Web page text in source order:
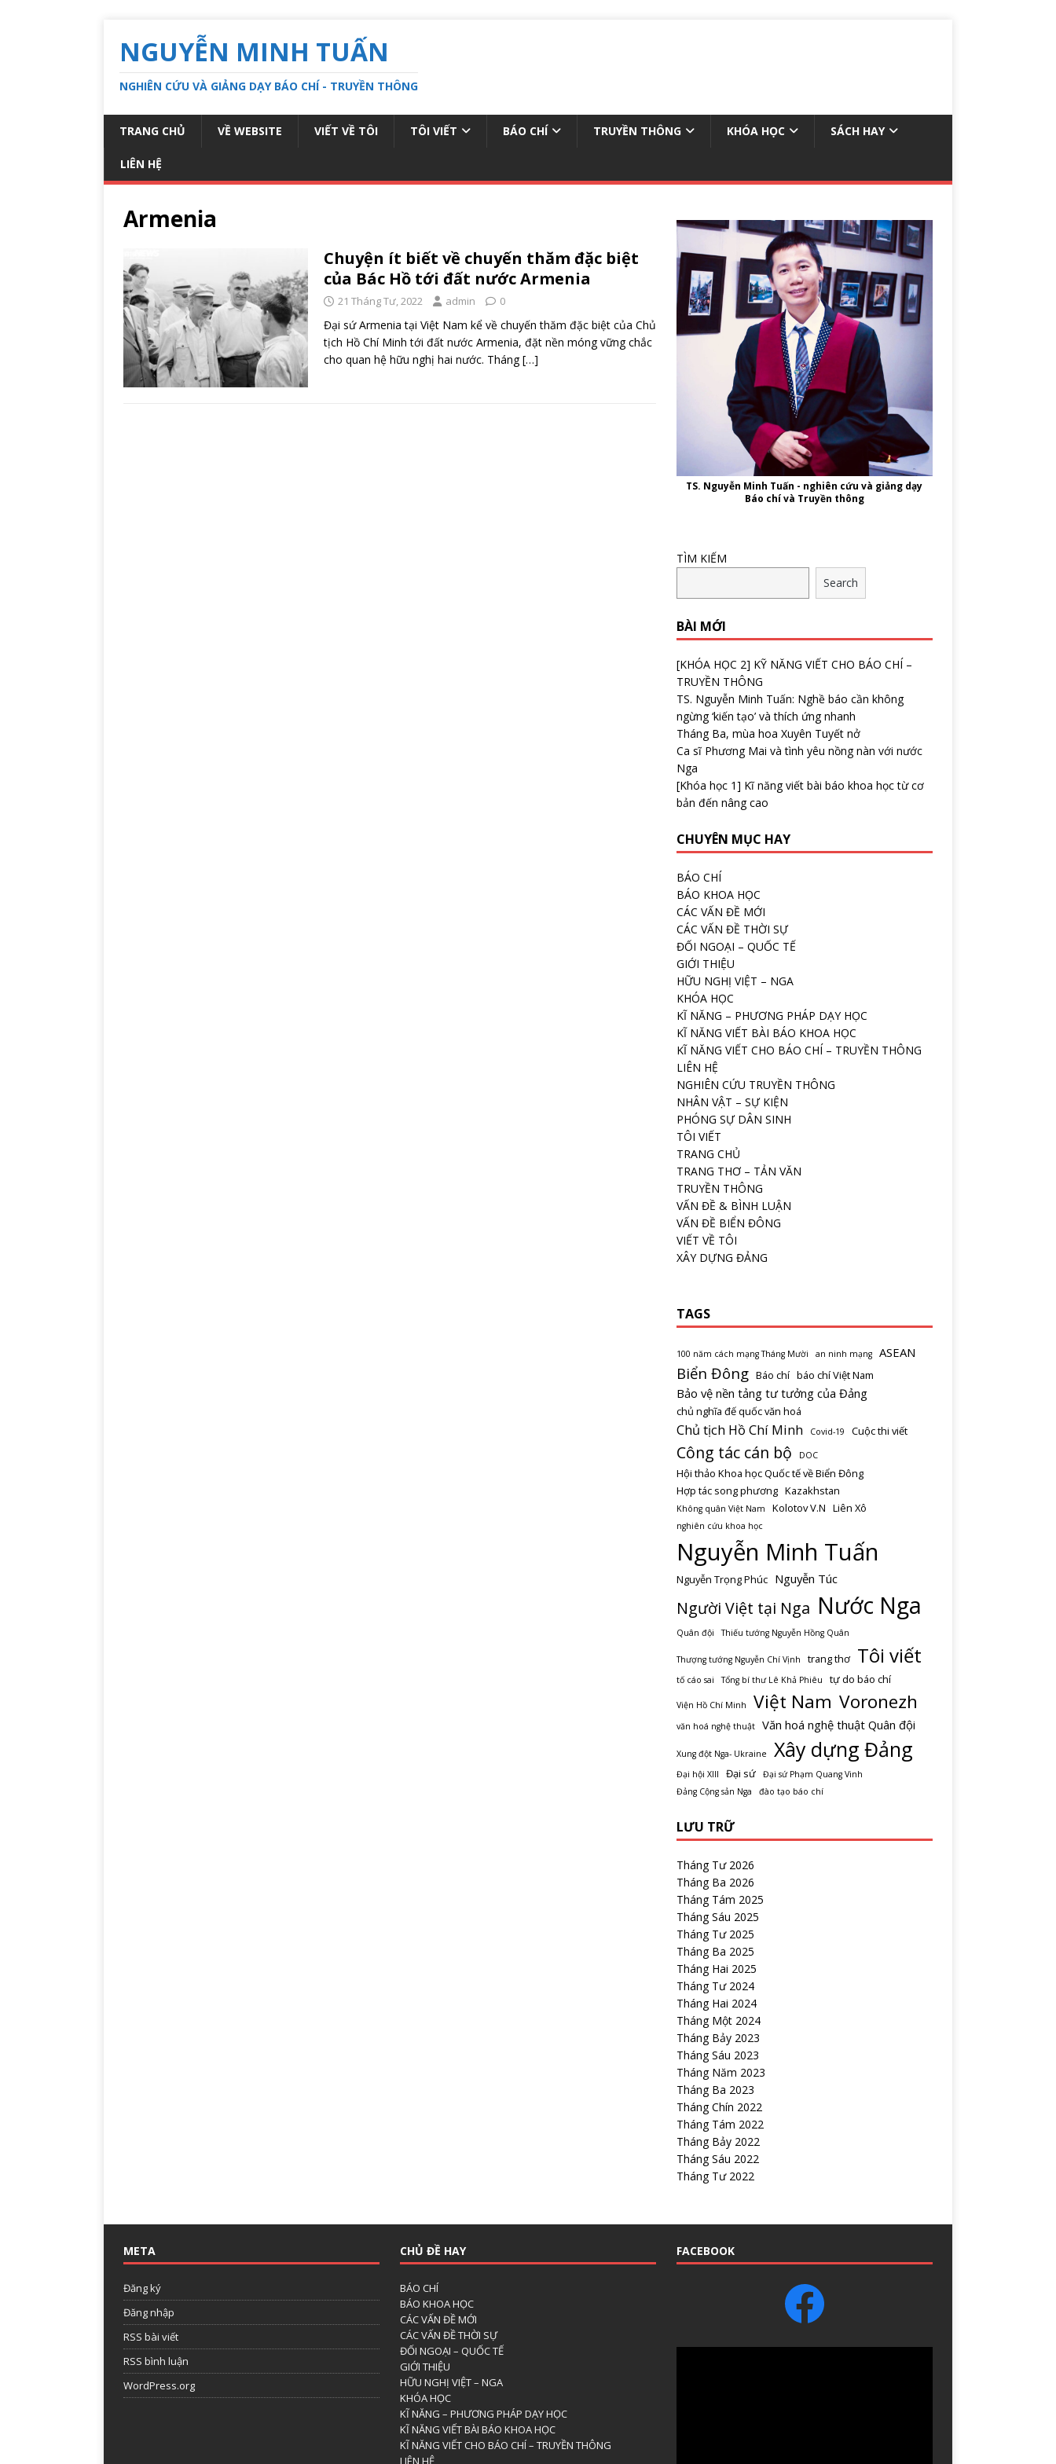
NGUYỄN MINH TUẤN
NGHIÊN CỨU VÀ GIẢNG DẠY BÁO CHÍ - TRUYỀN THÔNG
TRANG CHỦ VỀ WEBSITE VIẾT VỀ TÔI TÔI VIẾT BÁO CHÍ TRUYỀN THÔNG KHÓA HỌC SÁCH HAY
LIÊN HỆ
Armenia
Chuyện ít biết về chuyến thăm đặc biệt
của Bác Hồ tới đất nước Armenia
21 Tháng Tư, 2022 admin 0
Đại sứ Armenia tại Việt Nam kể về chuyến thăm đặc biệt của Chủ
tịch Hồ Chí Minh tới đất nước Armenia, đặt nền móng vững chắc
cho quan hệ hữu nghị hai nước. Tháng[…]
TS. Nguyễn Minh Tuấn - nghiên cứu và giảng dạy
Báo chí và Truyền thông
TÌM KIẾM
Search
BÀI MỚI
[KHÓA HỌC 2] KỸ NĂNG VIẾT CHO BÁO CHÍ –
TRUYỀN THÔNG
TS. Nguyễn Minh Tuấn: Nghề báo cần không
ngừng ‘kiến tạo’ và thích ứng nhanh
Tháng Ba, mùa hoa Xuyên Tuyết nở
Ca sĩ Phương Mai và tình yêu nồng nàn với nước
Nga
[Khóa học 1] Kĩ năng viết bài báo khoa học từ cơ
bản đến nâng cao
CHUYÊN MỤC HAY
BÁO CHÍ
BÁO KHOA HỌC
CÁC VẤN ĐỀ MỚI
CÁC VẤN ĐỀ THỜI SỰ
ĐỐI NGOẠI – QUỐC TẾ
GIỚI THIỆU
HỮU NGHỊ VIỆT – NGA
KHÓA HỌC
KĨ NĂNG – PHƯƠNG PHÁP DẠY HỌC
KĨ NĂNG VIẾT BÀI BÁO KHOA HỌC
KĨ NĂNG VIẾT CHO BÁO CHÍ – TRUYỀN THÔNG
LIÊN HỆ
NGHIÊN CỨU TRUYỀN THÔNG
NHÂN VẬT – SỰ KIỆN
PHÓNG SỰ DÂN SINH
TÔI VIẾT
TRANG CHỦ
TRANG THƠ – TẢN VĂN
TRUYỀN THÔNG
VẤN ĐỀ & BÌNH LUẬN
VẤN ĐỀ BIỂN ĐÔNG
VIẾT VỀ TÔI
XÂY DỰNG ĐẢNG
TAGS
100 năm cách mạng Tháng Mười an ninh mạng ASEAN
Biển Đông Báo chí báo chí Việt Nam
Bảo vệ nền tảng tư tưởng của Đảng
chủ nghĩa đế quốc văn hoá
Chủ tịch Hồ Chí Minh Covid-19 Cuộc thi viết
Công tác cán bộ DOC
Hội thảo Khoa học Quốc tế về Biển Đông
Hợp tác song phương Kazakhstan
Không quân Việt Nam Kolotov V.N Liên Xô
nghiên cứu khoa học
Nguyễn Minh Tuấn
Nguyễn Trọng Phúc Nguyễn Túc
Người Việt tại Nga Nước Nga
Quân đội Thiếu tướng Nguyễn Hồng Quân
Thượng tướng Nguyễn Chí Vịnh trang thơ Tôi viết
tố cáo sai Tổng bí thư Lê Khả Phiêu tự do báo chí
Viện Hồ Chí Minh Việt Nam Voronezh
văn hoá nghệ thuật Văn hoá nghệ thuật Quân đội
Xung đột Nga- Ukraine Xây dựng Đảng
Đại hội XIII Đại sứ
Đại sứ Phạm Quang Vinh
Đảng Cộng sản Nga
đào tạo báo chí
LƯU TRỮ
Tháng Tư 2026
Tháng Ba 2026
Tháng Tám 2025
Tháng Sáu 2025
Tháng Tư 2025
Tháng Ba 2025
Tháng Hai 2025
Tháng Tư 2024
Tháng Hai 2024
Tháng Một 2024
Tháng Bảy 2023
Tháng Sáu 2023
Tháng Năm 2023
Tháng Ba 2023
Tháng Chín 2022
Tháng Tám 2022
Tháng Bảy 2022
Tháng Sáu 2022
Tháng Tư 2022
META
Đăng ký
Đăng nhập
RSS bài viết
RSS bình luận
WordPress.org
CHỦ ĐỀ HAY
BÁO CHÍ
BÁO KHOA HỌC
CÁC VẤN ĐỀ MỚI
CÁC VẤN ĐỀ THỜI SỰ
ĐỐI NGOẠI – QUỐC TẾ
GIỚI THIỆU
HỮU NGHỊ VIỆT – NGA
KHÓA HỌC
KĨ NĂNG – PHƯƠNG PHÁP DẠY HỌC
KĨ NĂNG VIẾT BÀI BÁO KHOA HỌC
KĨ NĂNG VIẾT CHO BÁO CHÍ – TRUYỀN THÔNG
LIÊN HỆ
FACEBOOK